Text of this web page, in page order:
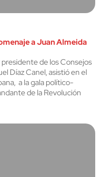
a Juan Almeida
de los Consejos
Díaz Canel, asistió en el
a la gala político-
de la Revolución